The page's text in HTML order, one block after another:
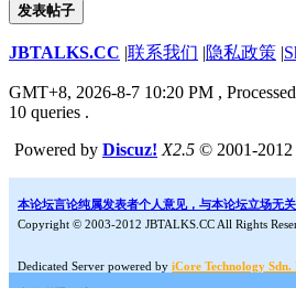
发表帖子
JBTALKS.CC |联系我们 |隐私政策 |
GMT+8, 2026-8-7 10:20 PM ,
10 queries .
Powered by Discuz! X2.5 © 2001-2012
本论坛言论纯属发表者个人意见，与本论坛立场无关
Copyright © 2003-2012 JBTALKS.CC All Rights
Dedicated Server powered by iCore Technology Sdn.